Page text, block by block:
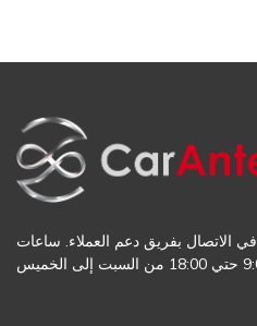
في الاتصال بفريق دعم العملاء. ساعات